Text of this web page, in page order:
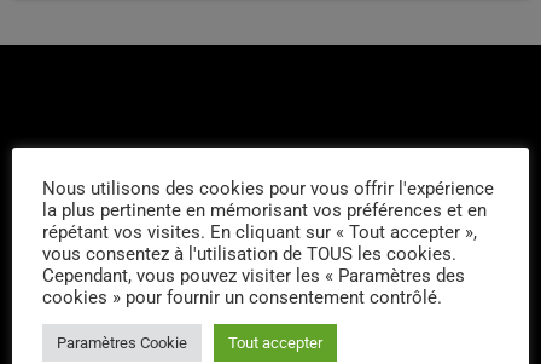
L'ÉQUIPE
Tony Berthelin
Nous utilisons des cookies pour vous offrir l'expérience
la plus pertinente en mémorisant vos préférences et en
répétant vos visites. En cliquant sur « Tout accepter »,
vous consentez à l'utilisation de TOUS les cookies.
Cependant, vous pouvez visiter les « Paramètres des
cookies » pour fournir un consentement contrôlé.
Paramètres Cookie Tout accepter